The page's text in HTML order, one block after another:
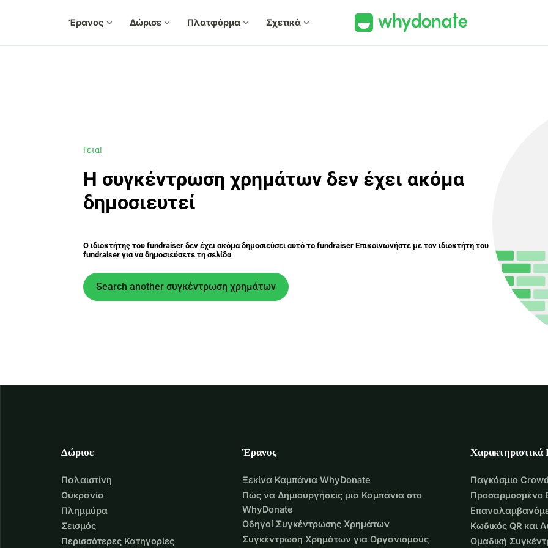
Έρανος expand_more Δώρισε expand_more Πλατφόρμα expand_more Σχετικά expand_more
Γεια!
Η συγκέντρωση χρημάτων δεν έχει ακόμα
δημοσιευτεί
Ο ιδιοκτήτης του fundraiser δεν έχει ακόμα δημοσιεύσει αυτό το fundraiser Επικοινωνήστε με τον ιδιοκτήτη του
fundraiser για να δημοσιεύσετε τη σελίδα
Search another συγκέντρωση χρημάτων
Δώρισε
Παλαιστίνη
Ουκρανία
Πλημμύρα
Σεισμός
Περισσότερες Κατηγορίες
Έρανος
Ξεκίνα Καμπάνια WhyDonate
Πώς να Δημιουργήσεις μια Καμπάνια στο
WhyDonate
Οδηγοί Συγκέντρωσης Χρημάτων
Συγκέντρωση Χρημάτων για Οργανισμούς
Παγκόσμιο
Προσαρμοσμένο
Κωδικός QR και
Ομαδική